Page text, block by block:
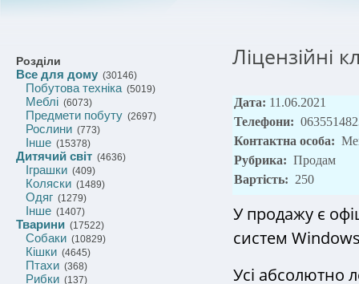
Розділи
Все для дому (30146)
Побутова техніка(5019)
Меблі (6073)
Предмети побуту (2697)
Рослини (773)
Інше (15378)
Дитячий світ (4636)
Іграшки (409)
Коляски (1489)
Одяг (1279)
Інше (1407)
Тварини (17522)
Собаки (10829)
Кішки (4645)
Птахи (368)
Рибки (137)
Ліцензійні
Дата: 11.06.2021
Телефони:
Контактна особа:
Рубрика: Продам
Вартість: 250
У продажу є
систем
Усі абсолютно